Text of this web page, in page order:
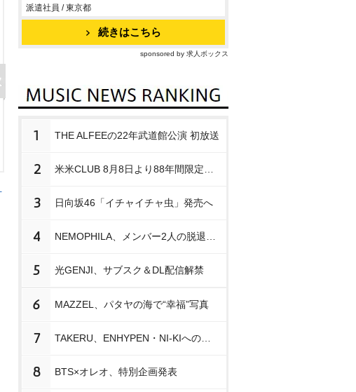
派遣社員 / 東京都
続きはこちら
sponsored by 求人ボックス
1 THE ALFEEの22年武道館公演 初放送
2
3 日向坂46「イチャイチャ虫」発売へ
4
5 光GENJI、サブスク＆DL配信解禁
6 MAZZEL、パタヤの海で“幸福”写真
7
8 BTS×オレオ、特別企画発表